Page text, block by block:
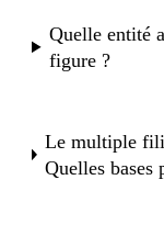
Quelle entité
figure ?
Le multiple
Quelles bases